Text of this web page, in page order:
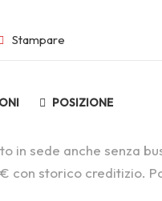
Stampare
POSIZIONE
in sede anche senza
con storico creditizio.